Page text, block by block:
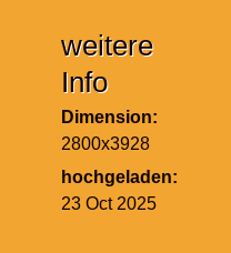
weitere
Info
Dimension:
2800x3928
hochgeladen:
23 Oct 2025